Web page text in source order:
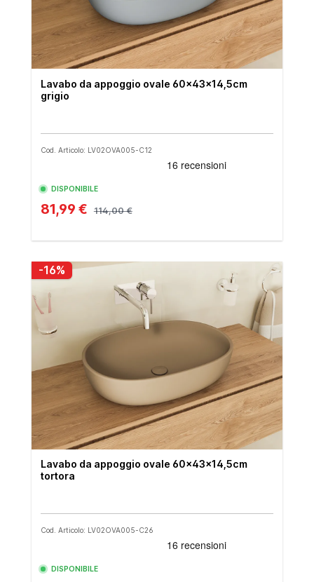
Lavabo da appoggio ovale 60x43x14,5cm
grigio
Cod. Articolo: LV02OVA005-C12
DISPONIBILE
81,99 € 114,00 €
-16%
Lavabo da appoggio ovale 60x43x14,5cm
tortora
Cod. Articolo: LV02OVA005-C26
DISPONIBILE